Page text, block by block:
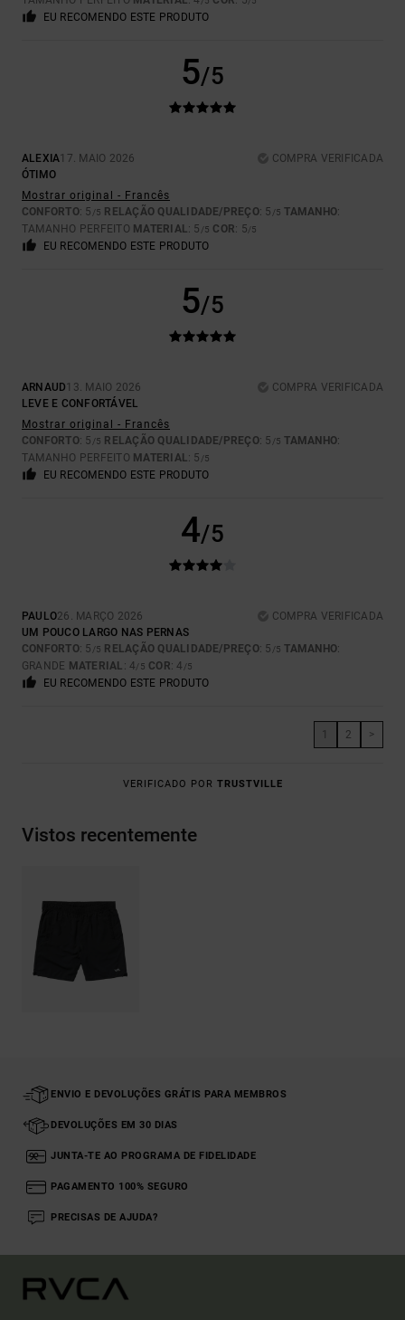
EU RECOMENDO ESTE PRODUTO
5/5
ALEXIA17. MAIO 2026
COMPRA VERIFICADA
ÓTIMO
Mostrar original - Francês
CONFORTO: 5 /5 RELAÇÃO QUALIDADE/PREÇO: 5 /5 TAMANHO:
TAMANHO PERFEITO MATERIAL: 5 /5 COR: 5/5
EU RECOMENDO ESTE PRODUTO
5/5
ARNAUD13. MAIO 2026
COMPRA VERIFICADA
LEVE E CONFORTÁVEL
Mostrar original - Francês
CONFORTO: 5 /5 RELAÇÃO QUALIDADE/PREÇO: 5 /5 TAMANHO:
TAMANHO PERFEITO MATERIAL: 5 /5
EU RECOMENDO ESTE PRODUTO
4/5
PAULO26. MARÇO 2026
COMPRA VERIFICADA
UM POUCO LARGO NAS PERNAS
CONFORTO: 5 /5 RELAÇÃO QUALIDADE/PREÇO: 5 /5 TAMANHO:
GRANDE MATERIAL : 4/5 COR: 4 /5
EU RECOMENDO ESTE PRODUTO
1 2 >
VERIFICADO POR TRUSTVILLE
Vistos recentemente
ENVIO E DEVOLUÇÕES GRÁTIS PARA MEMBROS
DEVOLUÇÕES EM 30 DIAS
JUNTA-TE AO PROGRAMA DE FIDELIDADE
PAGAMENTO 100% SEGURO
PRECISAS DE AJUDA?